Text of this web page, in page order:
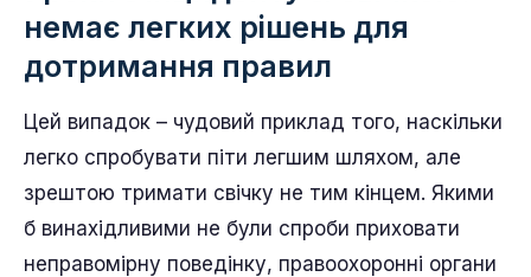
немає легких рішень для
дотримання правил
Цей випадок – чудовий приклад того, наскільки
легко спробувати піти легшим шляхом, але
зрештою тримати свічку не тим кінцем. Якими
б винахідливими не були спроби приховати
неправомірну поведінку, правоохоронні органи